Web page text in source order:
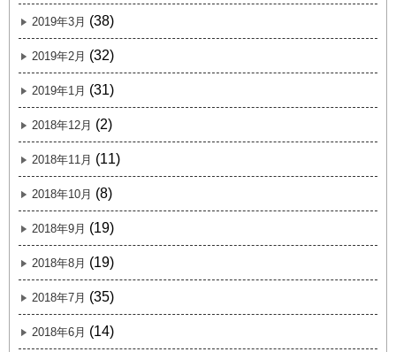
2019年3月 (38)
2019年2月 (32)
2019年1月 (31)
2018年12月 (2)
2018年11月 (11)
2018年10月 (8)
2018年9月 (19)
2018年8月 (19)
2018年7月 (35)
2018年6月 (14)